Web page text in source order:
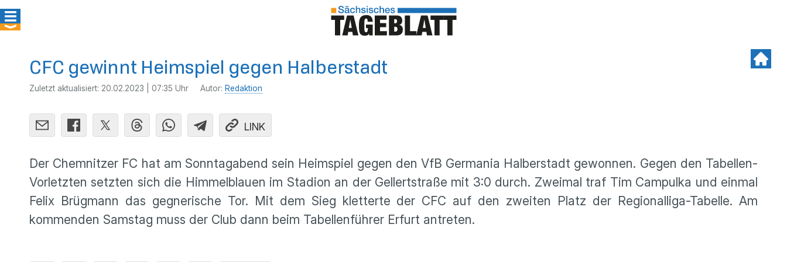
CFC gewinnt Heimspiel gegen Halberstadt
Zuletzt aktualisiert: 20.02.2023 | 07:35 Uhr Autor: Redaktion
LINK
Der Chemnitzer FC hat am Sonntagabend sein Heimspiel gegen den VfB Germania Halberstadt gewonnen. Gegen den Tabellen-
Vorletzten setzten sich die Himmelblauen im Stadion an der Gellertstraße mit 3:0 durch. Zweimal traf Tim Campulka und einmal
Felix Brügmann das gegnerische Tor. Mit dem Sieg kletterte der CFC auf den zweiten Platz der Regionalliga-Tabelle. Am
kommenden Samstag muss der Club dann beim Tabellenführer Erfurt antreten.